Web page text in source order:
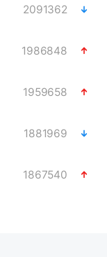
2091362
1986848
1959658
1881969
1867540